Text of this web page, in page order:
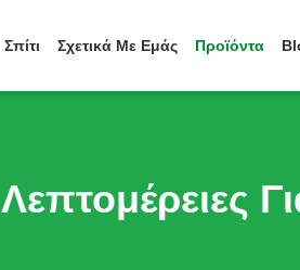
Σπίτι Σχετικά Με Εμάς Προϊόντα
Λεπτομέρειες